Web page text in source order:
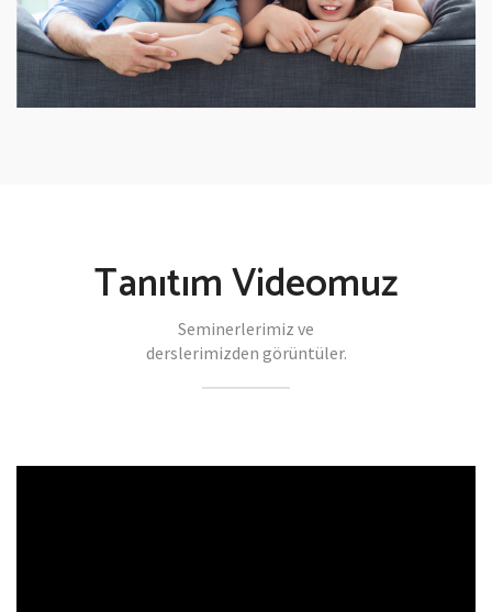
Tanıtım Videomuz
Seminerlerimiz ve
derslerimizden görüntüler.